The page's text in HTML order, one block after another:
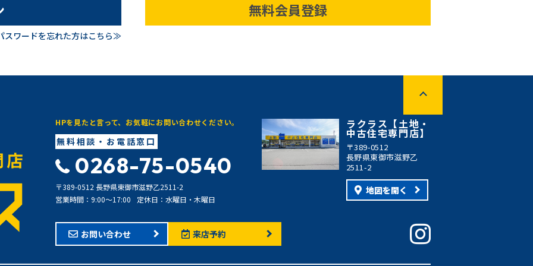
スワードを忘れた方はこちら≫
無料会員登録
HPを見たと言って、お気軽にお問い合わせください。
無料相談・お電話窓口
0268-75-0540
〒389-0512 長野県東御市滋野乙2511-2
営業時間：9:00〜17:00
定休日：水曜日・木曜日
ラクラス【土地・
中古住宅専門店】
〒389-0512
長野県東御市滋野乙
2511-2
地図を開く
お問い合わせ 来店予約